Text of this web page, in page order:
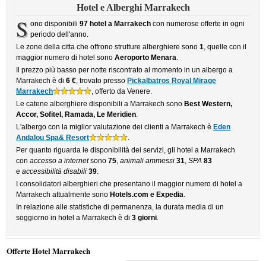
Hotel e Alberghi Marrakech
S ono disponibili 97 hotel a Marrakechcon numerose offerte in ogni
periodo dell'anno.
Le zone della citta che offrono strutture alberghiere sono1, quelle con il
maggior numero di hotel sonoAeroporto Menara.
Il prezzo più basso per notte riscontrato al momento in un albergo a
Marrakech è di6 €, trovato presso Pickalbatros Royal Mirage
Marrakech
, offerto da Venere.
Le catene alberghiere disponibili a Marrakech sono Best Western,
Accor, Sofitel, Ramada, Le Meridien.
L'albergo con la miglior valutazione dei clienti a Marrakech è Eden
Andalou Spa& Resort
.
Per quanto riguarda le disponibilità dei servizi, gli hotel a Marrakech
conaccesso a internetsono75,animali ammessi 31,SPA 83
eaccessibilità disabili 39.
I consolidatori alberghieri che presentano il maggior numero di hotel a
Marrakech attualmente sono Hotels.com e Expedia.
In relazione alle statistiche di permanenza, la durata media di un
soggiorno in hotel a Marrakech è di3 giorni.
Offerte Hotel Marrakech